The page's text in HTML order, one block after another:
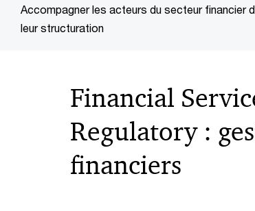
Accompagner les acteurs du secteur financier
leur structuration
Financial
Regulatory :
financiers